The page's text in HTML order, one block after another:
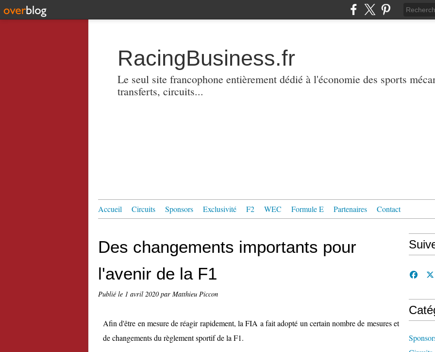
RacingBusiness.fr
Le seul site francophone entièrement dédié à l'économie des sports
transferts, circuits...
Accueil Circuits Sponsors Exclusivité F2 WEC Formule E Partenaires Contact
Des changements importants pour
l'avenir de la F1
Publié le 1 avril 2020par Matthieu Piccon
Afin d'être en mesure de réagir rapidement, la FIA a fait adopté un certain nombre de mesures et
de changements du règlement sportif de la F1.